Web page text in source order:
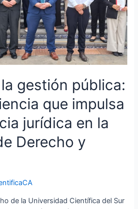
gestión pública:
que impulsa
jurídica en la
Derecho y
de la Universidad Científica del Sur